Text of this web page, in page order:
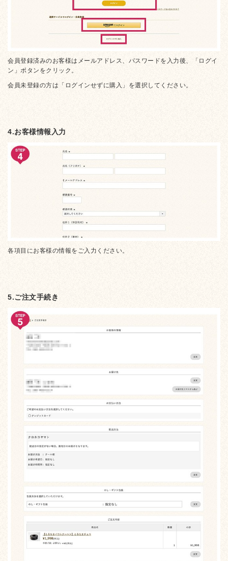
会員登録済みのお客様はメールアドレス、パスワードを入力後、「ログイ
ン」ボタンをクリック。
会員未登録の方は「ログインせずに購入」を選択してください。
4.お客様情報入力
各項目にお客様の情報をご入力ください。
5.ご注文手続き